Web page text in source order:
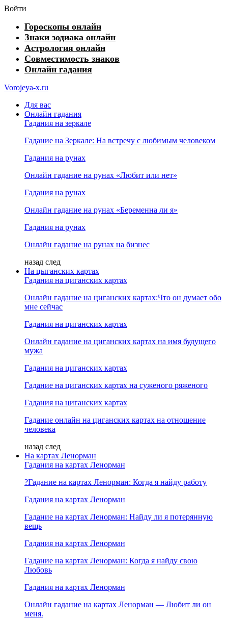
Войти
Гороскопы онлайн
Знаки зодиака онлайн
Астрология онлайн
Совместимость знаков
Онлайн гадания
Vorojeya-x.ru
Для вас
Онлайн гадания
Гадания на зеркале
Гадание на Зеркале: На встречу с любимым человеком
Гадания на рунах
Онлайн гадание на рунах «Любит или нет»
Гадания на рунах
Онлайн гадание на рунах «Беременна ли я»
Гадания на рунах
Онлайн гадание на рунах на бизнес
назад след
На цыганских картах
Гадания на циганских картах
Онлайн гадание на циганских картах:Что он думает обо
мне сейчас
Гадания на циганских картах
Онлайн гадание на циганских картах на имя будущего
мужа
Гадания на циганских картах
Гадание на циганских картах на суженого ряженого
Гадания на циганских картах
Гадание онлайн на циганских картах на отношение
человека
назад след
На картах Ленорман
Гадания на картах Ленорман
?Гадание на картах Ленорман: Когда я найду работу
Гадания на картах Ленорман
Гадание на картах Ленорман: Найду ли я потерянную
вещь
Гадания на картах Ленорман
Гадание на картах Ленорман: Когда я найду свою
Любовь
Гадания на картах Ленорман
Онлайн гадание на картах Ленорман — Любит ли он
меня.